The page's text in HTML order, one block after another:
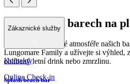
Osvěžte se v barech na
Relaxujte v příjemné atmosféře našich
Lungomare Family a užívejte si výhled,
oblíbený letní drink nebo zmrzlinu.
Splash beach bar
Zákaznické služby
Kontakty
Online Check-in